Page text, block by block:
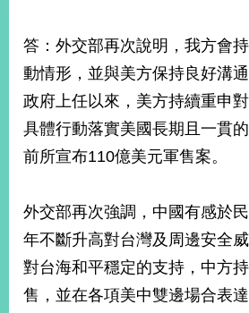
答：外交部再次說明，我方會
動情形，並與美方保持良好溝
政府上任以來，美方持續重申
具體行動落實美國長期且一貫
前所宣布110億美元軍售案。
外交部再次強調，中國有感於
年不斷升高對台灣及周邊安全
對台海和平穩定的支持，中方
售，並在各項美中雙邊場合表